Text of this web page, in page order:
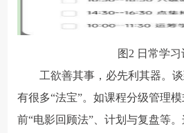
图 2 日常学
工欲善其事，必先利其器。
有很多“法宝”。如课程分级管理
前“电影回顾法”、计划与复盘等